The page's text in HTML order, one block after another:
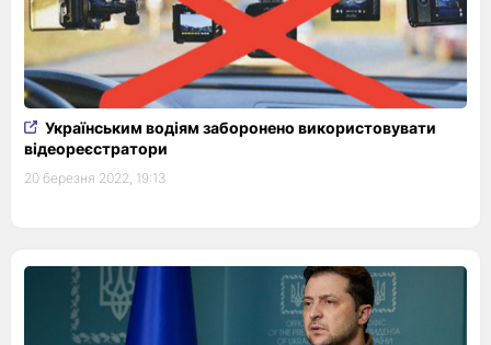
Українським водіям заборонено використовувати
відеореєстратори
20 березня 2022, 19:13